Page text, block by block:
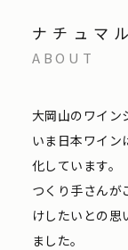
ナチュマ
ABOUT
大岡山のワイン
いま日本ワイン
化しています。
つくり手さんが
けしたいとの思
ました。